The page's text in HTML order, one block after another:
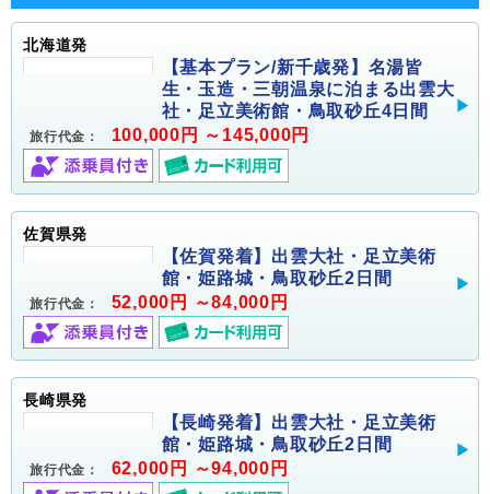
北海道発
【基本プラン/新千歳発】名湯皆
生・玉造・三朝温泉に泊まる出雲大
社・足立美術館・鳥取砂丘4日間
旅行代金： 100,000円 ～145,000円
佐賀県発
【佐賀発着】出雲大社・足立美術
館・姫路城・鳥取砂丘2日間
旅行代金： 52,000円 ～84,000円
長崎県発
【長崎発着】出雲大社・足立美術
館・姫路城・鳥取砂丘2日間
旅行代金： 62,000円 ～94,000円